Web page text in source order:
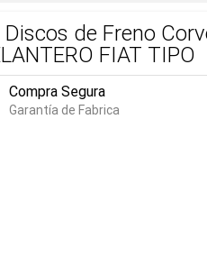
de Freno
FIAT TIPO
Compra Segura
Garantía de Fabrica